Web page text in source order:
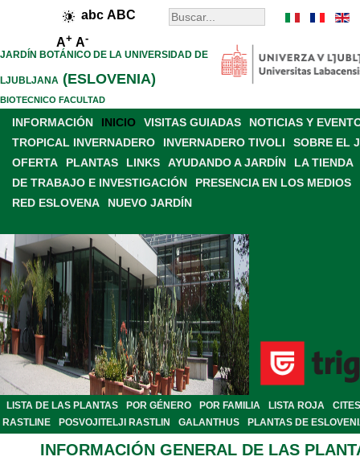
abc ABC
A+ A-
JARDÍN BOTÁNICO DE LA UNIVERSIDAD DE
LJUBLJANA (ESLOVENIA)
BIOTECNICO FACULTAD
INFORMACIÓN INICIO VISITAS GUIADAS
NOTICIAS Y
TROPICAL INVERNADERO
INVERNADERO TIVOLI
SOBRE EL
OFERTA
PLANTAS LINKS AYUDANDO A JARDÍN
LA TIENDA
DE TRABAJO E INVESTIGACIÓN
PRESENCIA EN LOS MEDIOS
RED ESLOVENA
NUEVO JARDÍN
LISTA DE LAS PLANTAS POR GÉNERO POR FAMILIA LISTA ROJA
CITES
RASTLINE
POSVOJITELJI RASTLIN GALANTHUS PLANTAS DE
INFORMACIÓN GENERAL DE LAS